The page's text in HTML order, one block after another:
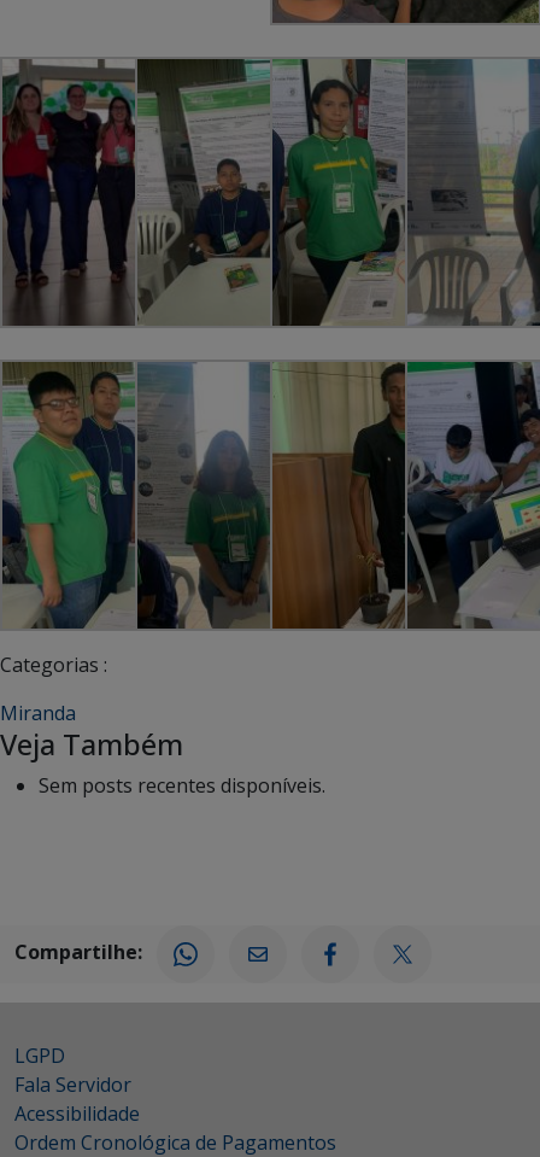
Categorias :
Miranda
Veja Também
Sem posts recentes disponíveis.
Compartilhe:
LGPD
Fala Servidor
Acessibilidade
Ordem Cronológica de Pagamentos